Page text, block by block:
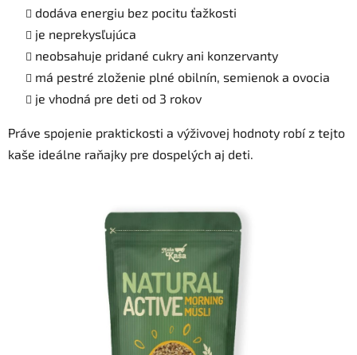
dodáva energiu bez pocitu ťažkosti
je neprekysľujúca
neobsahuje pridané cukry ani konzervanty
má pestré zloženie plné obilnín, semienok a ovocia
je vhodná pre deti od 3 rokov
Práve spojenie praktickosti a výživovej hodnoty robí z tejto
kaše ideálne raňajky pre dospelých aj deti.